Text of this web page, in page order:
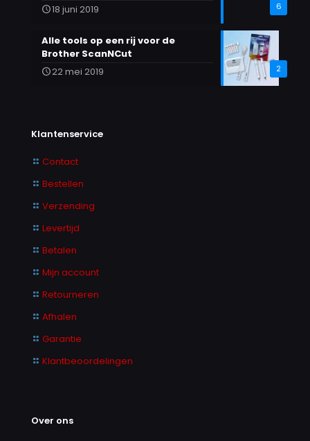
6
18 juni 2019
2
Alle tools op een rij voor de
Brother ScanNCut
22 mei 2019
Klantenservice
Contact
Bestellen
Verzending
Levertijd
Betalen
Mijn account
Retourneren
Afhalen
Garantie
Klantbeoordelingen
Over ons